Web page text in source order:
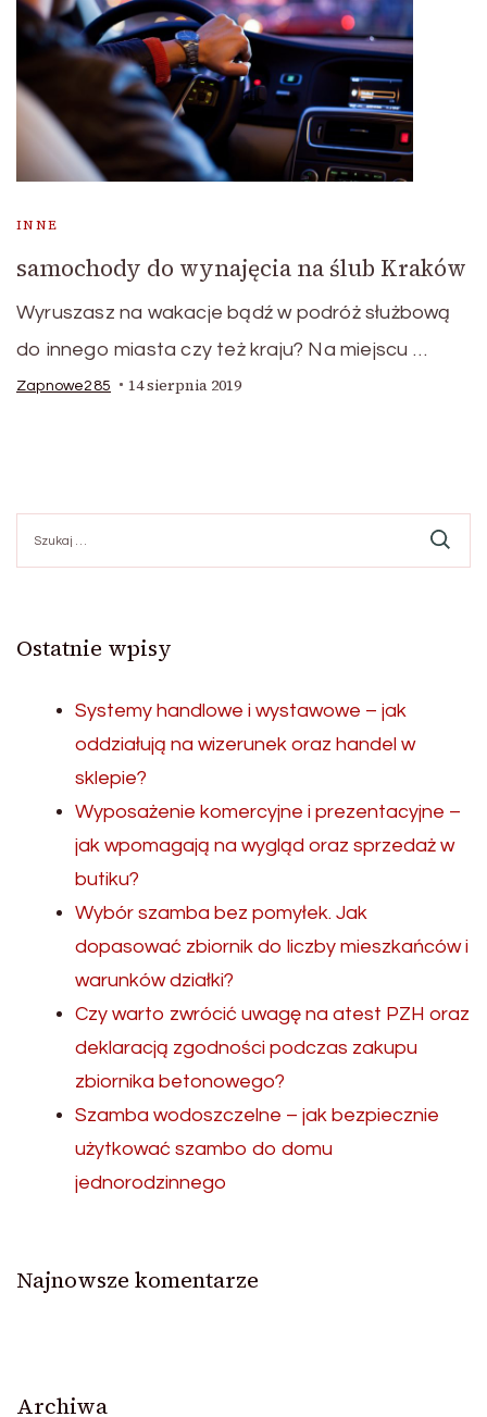
INNE
samochody do wynajęcia na ślub Kraków
Wyruszasz na wakacje bądź w podróż służbową
do innego miasta czy też kraju? Na miejscu …
Zapnowe285 14 sierpnia 2019
Ostatnie wpisy
Systemy handlowe i wystawowe – jak
oddziałują na wizerunek oraz handel w
sklepie?
Wyposażenie komercyjne i prezentacyjne –
jak wpomagają na wygląd oraz sprzedaż w
butiku?
Wybór szamba bez pomyłek. Jak
dopasować zbiornik do liczby mieszkańców i
warunków działki?
Czy warto zwrócić uwagę na atest PZH oraz
deklaracją zgodności podczas zakupu
zbiornika betonowego?
Szamba wodoszczelne – jak bezpiecznie
użytkować szambo do domu
jednorodzinnego
Najnowsze komentarze
Archiwa